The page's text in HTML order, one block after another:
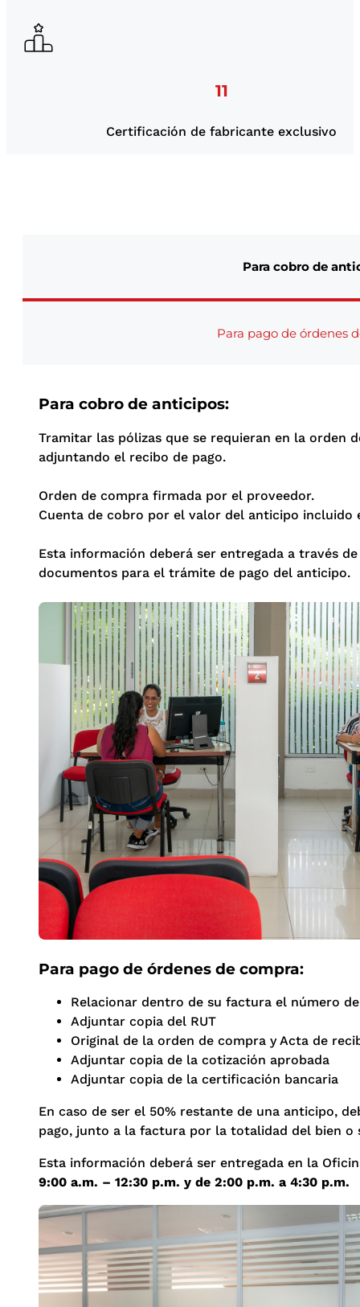
11
Certificación de fabricante exclusivo
Para cobro de
Para pago de órdenes
Para cobro de anticipos:
Tramitar las pólizas que se requieran en la orden
adjuntando el recibo de pago.
Orden de compra firmada por el proveedor.
Cuenta de cobro por el valor del anticipo incluido
Esta información deberá ser entregada a través
documentos para el trámite de pago del anticipo.
Para pago de órdenes de compra:
Relacionar dentro de su factura el número
Adjuntar copia del RUT
Original de la orden de compra y Acta de
Adjuntar copia de la cotización aprobada
Adjuntar copia de la certificación bancaria
En caso de ser el 50% restante de una anticipo,
pago, junto a la factura por la totalidad del bien o
Esta información deberá ser entregada en la
9:00 a.m. – 12:30 p.m. y de 2:00 p.m. a 4:30 p.m.